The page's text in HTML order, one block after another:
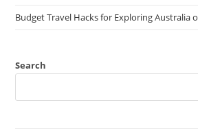
Budget Travel Hacks for Exploring Australia
Search